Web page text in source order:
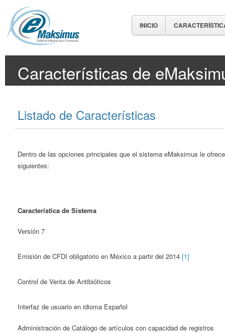
INICIO
Características de
Listado de Características
Dentro de las opciones principales que el sistema eMaksimus le
siguientes:
Característica de Sistema
Versión 7
Emisión de CFDI obligatorio en México a partir del 2014 [1]
Control de Venta de Antibióticos
Interfaz de usuario en idioma Español
Administración de Catálogo de artículos con capacidad de registros